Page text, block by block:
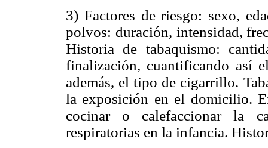
3) Factores de riesgo: sexo,
polvos: duración, intensidad,
Historia de tabaquismo:
finalización, cuantificando así
además, el tipo de cigarrillo.
la exposición en el domicilio.
cocinar o calefaccionar la
respiratorias en la infancia.